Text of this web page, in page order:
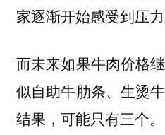
家逐渐开始感受到压力
而未来如果牛肉价格
似自助牛肋条、生烫
结果，可能只有三个。